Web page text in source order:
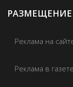
Реклама на
Реклама в газете